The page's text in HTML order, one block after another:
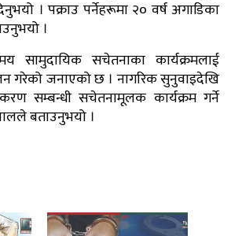
। पक्राउ पर्नेहरूमा २० वर्ष अगाडिका
।
सामुदायिक सचेतनाका कार्यक्रमलाई
गरेको जनाएको छ । नागरिक सुनुवाइदेखि
सम्बन्धी सचेतनामूलक कार्यक्रम गर्ने
बताउनुभयो ।